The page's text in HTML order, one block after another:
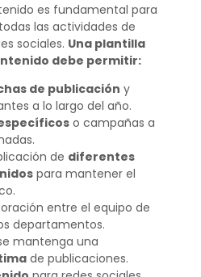
es fundamental para
las actividades de
sociales. Una plantilla
debe permitir:
de publicación y
a lo largo del año.
o campañas a
de diferentes
para mantener el
entre el equipo de
departamentos.
mantenga una
de publicaciones.